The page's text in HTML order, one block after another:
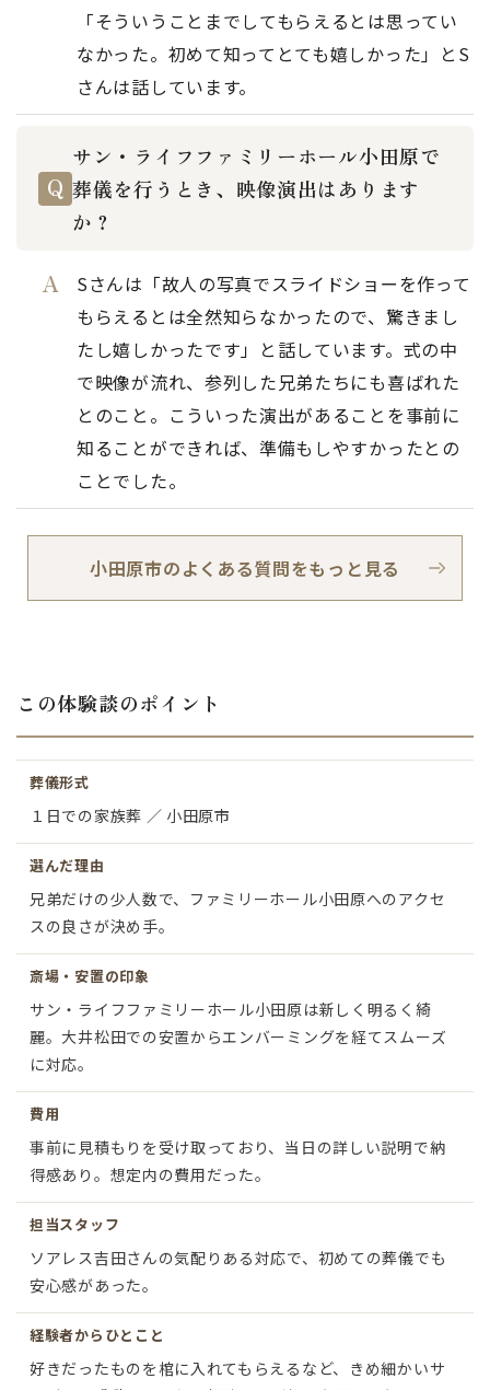
「そういうことまでしてもらえるとは思ってい
なかった。初めて知ってとても嬉しかった」とS
さんは話しています。
サン・ライフファミリーホール小田原で
葬儀を行うとき、映像演出はあります
か？
Sさんは「故人の写真でスライドショーを作って
もらえるとは全然知らなかったので、驚きまし
たし嬉しかったです」と話しています。式の中
で映像が流れ、参列した兄弟たちにも喜ばれた
とのこと。こういった演出があることを事前に
知ることができれば、準備もしやすかったとの
ことでした。
小田原市のよくある質問をもっと見る
この体験談のポイント
葬儀形式
１日での家族葬 ／ 小田原市
選んだ理由
兄弟だけの少人数で、ファミリーホール小田原へのアクセ
スの良さが決め手。
斎場・安置の印象
サン・ライフファミリーホール小田原は新しく明るく綺
麗。大井松田での安置からエンバーミングを経てスムーズ
に対応。
費用
事前に見積もりを受け取っており、当日の詳しい説明で納
得感あり。想定内の費用だった。
担当スタッフ
ソアレス吉田さんの気配りある対応で、初めての葬儀でも
安心感があった。
経験者からひとこと
好きだったものを棺に入れてもらえるなど、きめ細かいサ